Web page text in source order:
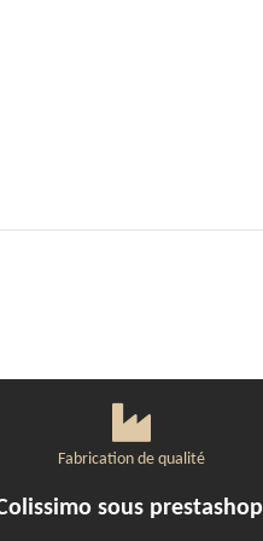
Fabrication de qualité
sous prestashop